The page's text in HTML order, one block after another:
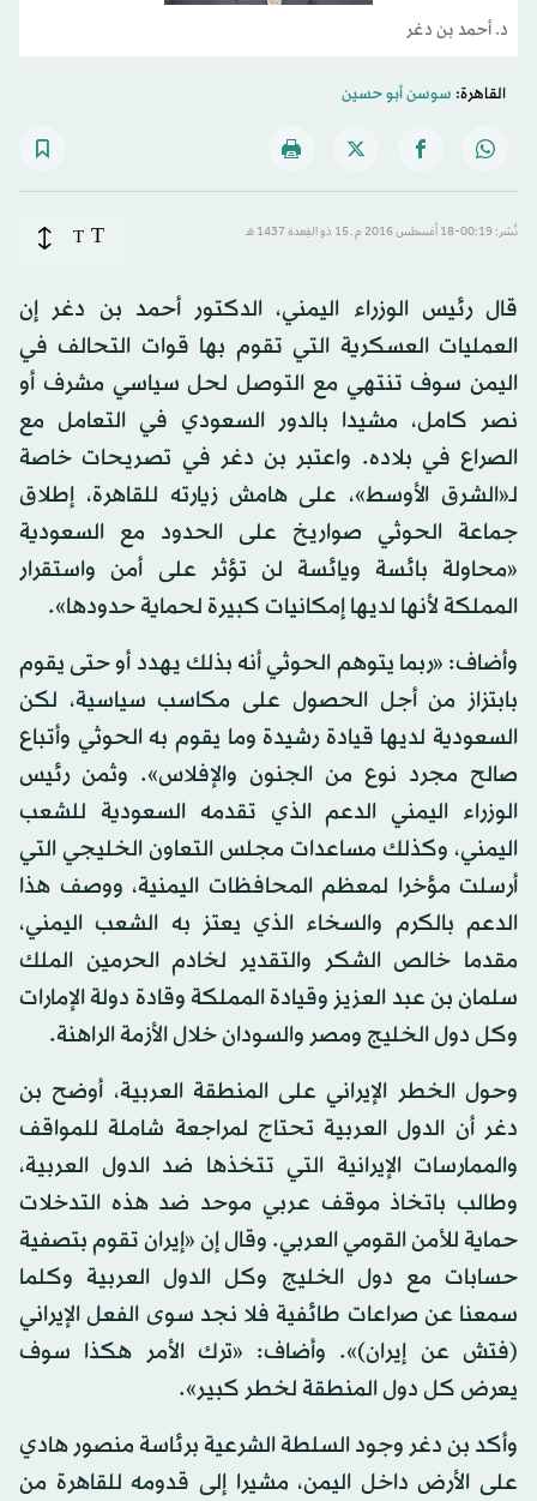
د. أحمد بن دغر
القاهرة: سوسن أبو حسين
نُشر: 00:19-18 أغسطس 2016 م ـ 15 ذو القِعدة 1437 هـ T
T
قال رئيس الوزراء اليمني، الدكتور أحمد بن دغر إن
العمليات العسكرية التي تقوم بها قوات التحالف في
اليمن سوف تنتهي مع التوصل لحل سياسي مشرف أو
نصر كامل، مشيدا بالدور السعودي في التعامل مع
الصراع في بلاده. واعتبر بن دغر في تصريحات خاصة
لـ«الشرق الأوسط»، على هامش زيارته للقاهرة، إطلاق
جماعة الحوثي صواريخ على الحدود مع السعودية
«محاولة بائسة ويائسة لن تؤثر على أمن واستقرار
المملكة لأنها لديها إمكانيات كبيرة لحماية حدودها».
وأضاف: «ربما يتوهم الحوثي أنه بذلك يهدد أو حتى يقوم
بابتزاز من أجل الحصول على مكاسب سياسية، لكن
السعودية لديها قيادة رشيدة وما يقوم به الحوثي وأتباع
صالح مجرد نوع من الجنون والإفلاس». وثمن رئيس
الوزراء اليمني الدعم الذي تقدمه السعودية للشعب
اليمني، وكذلك مساعدات مجلس التعاون الخليجي التي
أرسلت مؤخرا لمعظم المحافظات اليمنية، ووصف هذا
الدعم بالكرم والسخاء الذي يعتز به الشعب اليمني،
مقدما خالص الشكر والتقدير لخادم الحرمين الملك
سلمان بن عبد العزيز وقيادة المملكة وقادة دولة الإمارات
وكل دول الخليج ومصر والسودان خلال الأزمة الراهنة.
وحول الخطر الإيراني على المنطقة العربية، أوضح بن
دغر أن الدول العربية تحتاج لمراجعة شاملة للمواقف
والممارسات الإيرانية التي تتخذها ضد الدول العربية،
وطالب باتخاذ موقف عربي موحد ضد هذه التدخلات
حماية للأمن القومي العربي. وقال إن «إيران تقوم بتصفية
حسابات مع دول الخليج وكل الدول العربية وكلما
سمعنا عن صراعات طائفية فلا نجد سوى الفعل الإيراني
(فتش عن إيران)». وأضاف: «ترك الأمر هكذا سوف
يعرض كل دول المنطقة لخطر كبير».
وأكد بن دغر وجود السلطة الشرعية برئاسة منصور هادي
على الأرض داخل اليمن، مشيرا إلى قدومه للقاهرة من